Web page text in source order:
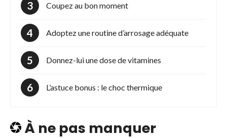
Coupez au bon moment
Adoptez une routine d’arrosage adéquate
Donnez-lui une dose de vitamines
L’astuce bonus : le choc thermique
À ne pas manquer